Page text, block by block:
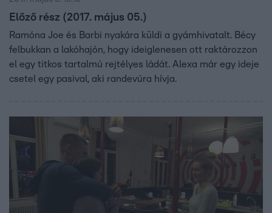
Előző rész (2017. május 05.)
Ramóna Joe és Barbi nyakára küldi a gyámhivatalt. Bécy
felbukkan a lakóhajón, hogy ideiglenesen ott raktározzon
el egy titkos tartalmú rejtélyes ládát. Alexa már egy ideje
csetel egy pasival, aki randevúra hívja.